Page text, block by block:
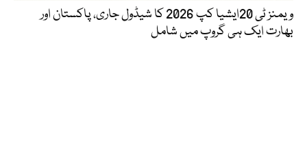
ویمنز ٹی 20ایشیا کپ 2026 کا شیڈول جاری، پاکستان اور
بھارت ایک ہی گروپ میں شامل